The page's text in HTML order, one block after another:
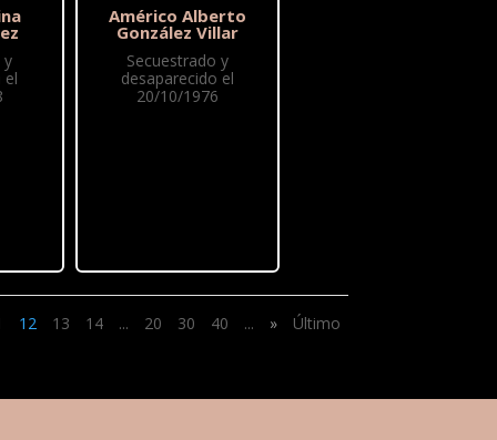
y
el
Américo Alberto
González Villar
Secuestrado y
desaparecido el
20/10/1976
12 13 14 ... 20 30 40 ... » Último